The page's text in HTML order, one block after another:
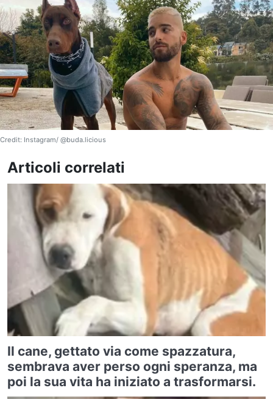
Credit: Instagram/ @buda.licious
Articoli correlati
Il cane, gettato via come spazzatura,
sembrava aver perso ogni speranza, ma
poi la sua vita ha iniziato a trasformarsi.